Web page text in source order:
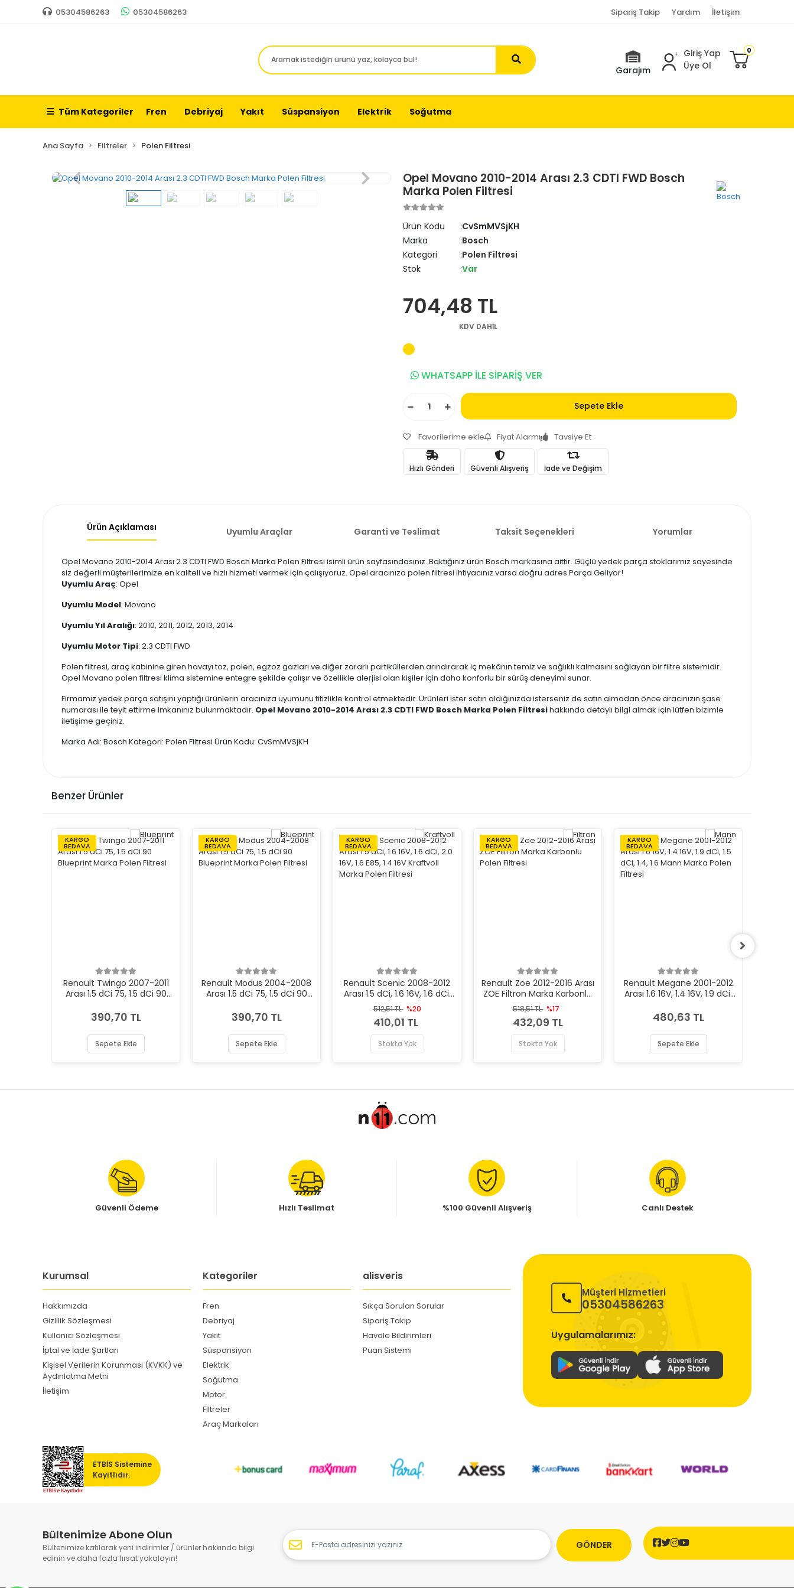
05304586263 05304586263 Sipariş Takip Yardım İletişim
Garajım
Giriş Yap
Üye Ol
0
Tüm Kategoriler Fren Debriyaj Yakıt Süspansiyon Elektrik Soğutma
Ana Sayfa Filtreler Polen Filtresi
Opel Movano 2010-2014 Arası 2.3 CDTI FWD Bosch
Marka Polen Filtresi
Ürün Kodu
CvSmMVSjKH
Marka
Bosch
Kategori
Polen Filtresi
Stok
Var
704,48 TL
KDV DAHİL
WHATSAPP İLE SİPARİŞ VER
Sepete Ekle
Favorilerime ekle Fiyat Alarmı Tavsiye Et
Hızlı Gönderi Güvenli Alışveriş İade ve Değişim
Ürün Açıklaması Uyumlu Araçlar Garanti ve Teslimat Taksit Seçenekleri Yorumlar
Opel Movano 2010-2014 Arası 2.3 CDTI FWD Bosch Marka Polen Filtresi isimli ürün sayfasındasınız. Baktığınız ürün Bosch markasına aittir. Güçlü yedek parça stoklarımız sayesinde
siz değerli müşterilerimize en kaliteli ve hızlı hizmeti vermek için çalışıyoruz. Opel aracınıza polen filtresi ihtiyacınız varsa doğru adres Parça Geliyor!
Uyumlu Araç: Opel
Uyumlu Model: Movano
Uyumlu Yıl Aralığı: 2010, 2011, 2012, 2013, 2014
Uyumlu Motor Tipi: 2.3 CDTI FWD
Polen filtresi, araç kabinine giren havayı toz, polen, egzoz gazları ve diğer zararlı partiküllerden arındırarak iç mekânın temiz ve sağlıklı kalmasını sağlayan bir filtre sistemidir.
Opel Movano polen filtresi klima sistemine entegre şekilde çalışır ve özellikle alerjisi olan kişiler için daha konforlu bir sürüş deneyimi sunar.
Firmamız yedek parça satışını yaptığı ürünlerin aracınıza uyumunu titizlikle kontrol etmektedir. Ürünleri ister satın aldığınızda isterseniz de satın almadan önce aracınızın şase
numarası ile teyit ettirme imkanınız bulunmaktadır. Opel Movano 2010-2014 Arası 2.3 CDTI FWD Bosch Marka Polen Filtresihakkında detaylı bilgi almak için lütfen bizimle
iletişime geçiniz.
Marka Adı: Bosch Kategori: Polen Filtresi Ürün Kodu: CvSmMVSjKH
Benzer Ürünler
KARGO
BEDAVA
Renault Twingo 2007-2011
Arası 1.5 dCi 75, 1.5 dCi 90
390,70 TL
Sepete Ekle
KARGO
BEDAVA
Renault Modus 2004-2008
Arası 1.5 dCi 75, 1.5 dCi 90
390,70 TL
Sepete Ekle
KARGO
BEDAVA
Renault Scenic 2008-2012
Arası 1.5 dCi, 1.6 16V, 1.6 dCi,
2.0 16V, 1.6 E85, 1.4 16V
Kraftvoll Marka Polen Filtresi
512,51 TL %20
410,01 TL
Stokta Yok
KARGO
BEDAVA
Renault Zoe 2012-2016 Arası
ZOE Filtron Marka Karbonlu
Polen Filtresi
518,51 TL %17
432,09 TL
Stokta Yok
KARGO
BEDAVA
Renault Megane 2001-2012
Arası 1.6 16V, 1.4 16V, 1.9 dCi,
Polen Filtresi
480,63 TL
Sepete Ekle
Güvenli Ödeme Hızlı Teslimat %100 Güvenli Alışveriş Canlı Destek
Kurumsal
Hakkımızda
Gizlilik Sözleşmesi
Kullanıcı Sözleşmesi
İptal ve İade Şartları
Kişisel Verilerin Korunması (KVKK) ve
Aydınlatma Metni
İletişim
Kategoriler
Fren
Debriyaj
Yakıt
Süspansiyon
Elektrik
Soğutma
Motor
Filtreler
Araç Markaları
alisveris
Sıkça Sorulan Sorular
Sipariş Takip
Havale Bildirimleri
Puan Sistemi
Müşteri Hizmetleri
05304586263
Uygulamalarımız:
ETBİS Sistemine
Kayıtlıdır.
Bültenimize Abone Olun
Bültenimize katılarak yeni indirimler / ürünler hakkında bilgi
edinin ve daha fazla fırsat yakalayın!
GÖNDER